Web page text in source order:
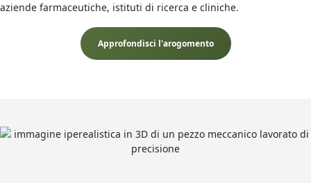
aziende farmaceutiche, istituti di ricerca e cliniche.
Approfondisci l'arogomento